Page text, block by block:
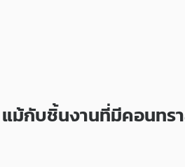
ม้กับชิ้นงานที่มีคอนทร